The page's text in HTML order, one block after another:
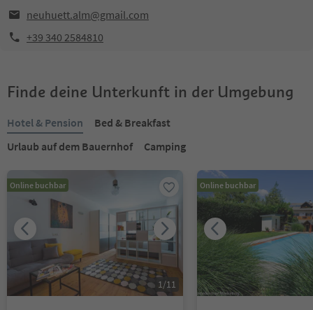
neuhuett.alm@gmail.com
+39 340 2584810
Finde deine Unterkunft in der Umgebung
Hotel & Pension
Bed & Breakfast
Urlaub auf dem Bauernhof
Camping
Online buchbar
1/11
Online buchbar